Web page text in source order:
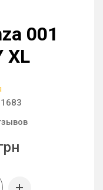
001
XL